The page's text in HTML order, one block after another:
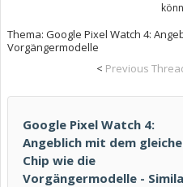
Thema: Google Pixel Watch 4:
Vorgängermodelle
< Previous
Google Pixel Watch 4:
Angeblich mit dem
Chip wie die
Vorgängermodelle -